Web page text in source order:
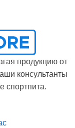
продукцию от
консультанты
спортпита.